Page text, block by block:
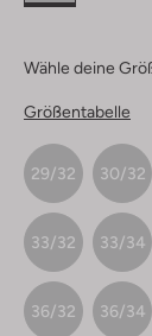
Wähle deine
Größentabelle
29/32 30/32
33/32 33/34
36/32 36/34